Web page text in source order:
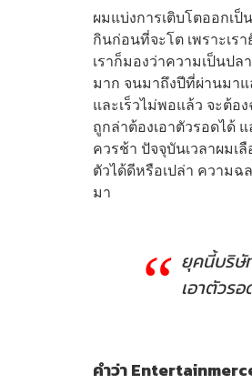
ผมแบ่งการเติบโตออกเ
กินก่อนที่จะโต เพราะเร
เราก็มองว่าความเป็นป
มาก จนมาถึงปีที่ผ่านมา
และเร็วไม่พอแล้ว จะต้
ถูกล่าต้องเอาตัวรอดได้
ควรช้า ปัจจุบันเวลาผมเ
ตัวได้ดีหรือเปล่า ความฉ
มา
ยุคนี้บริษั
เอาตัวร
คำว่า